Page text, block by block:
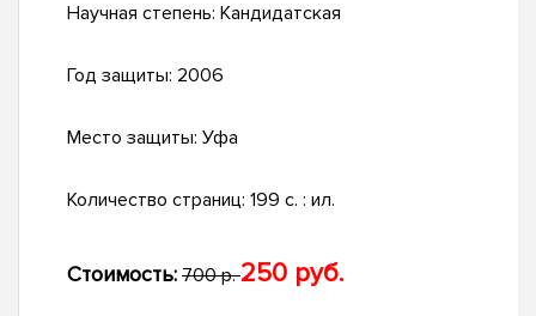
Научная степень: Кандидатская
Год защиты: 2006
Место защиты: Уфа
Количество страниц: 199 с. : ил.
Стоимость: 700 р.250 руб.